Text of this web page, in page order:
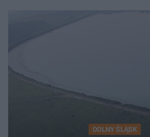
DOLNY ŚLĄSK